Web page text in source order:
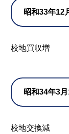
昭和33年12
校地買収増
昭和34年3月
校地交換減